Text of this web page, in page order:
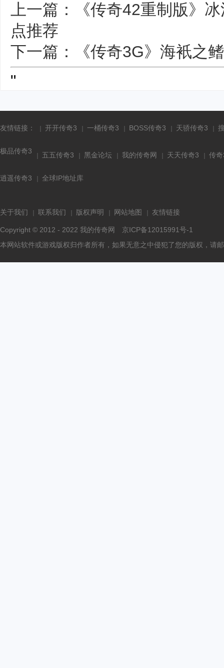
上一篇：《传奇42重制版》
点推荐
下一篇：《传奇3G》海衹之
"
友情链接： 开开传奇3 一桶传奇3 BOSS传奇3 天骄传奇3
极品传奇3 五五传奇3 黑金论坛 我的传奇网 天天传奇3 传
逍遥传奇3 全球IP地址库
关于我们 联系我们 版权声明 网站地图 友情链接
Copyright © 2012 - 2022 我的传奇网
京ICP备12015991号-1
本网站软件或游戏版权归作者所有，如果无意之中侵犯了您的版权，请